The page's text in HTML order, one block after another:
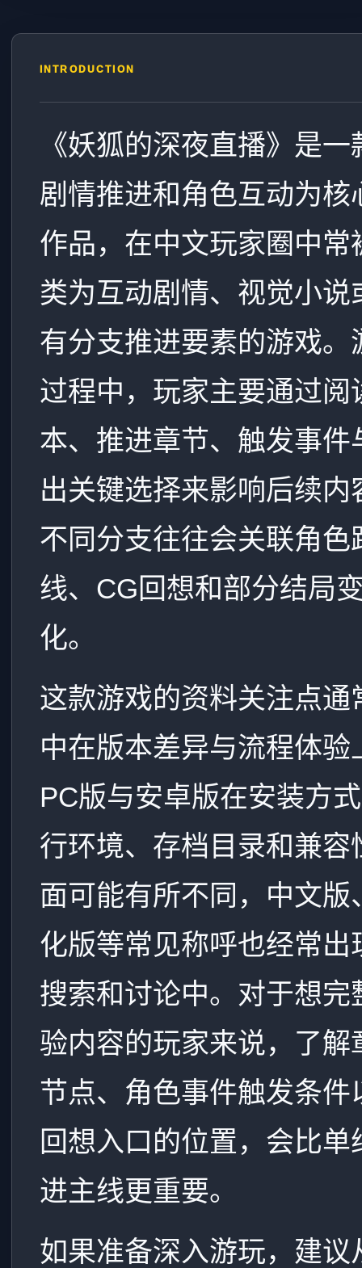
INTRODUCTION
《妖狐的深夜直播》是一
剧情推进和角色互动为核
作品，在中文玩家圈中常
类为互动剧情、视觉小说
有分支推进要素的游戏。
过程中，玩家主要通过阅
本、推进章节、触发事件
出关键选择来影响后续内
不同分支往往会关联角色
线、CG回想和部分结局
化。
这款游戏的资料关注点通
中在版本差异与流程体验
PC版与安卓版在安装方
行环境、存档目录和兼容
面可能有所不同，中文版
化版等常见称呼也经常出
搜索和讨论中。对于想完
验内容的玩家来说，了解
节点、角色事件触发条件
回想入口的位置，会比单
进主线更重要。
如果准备深入游玩，建议